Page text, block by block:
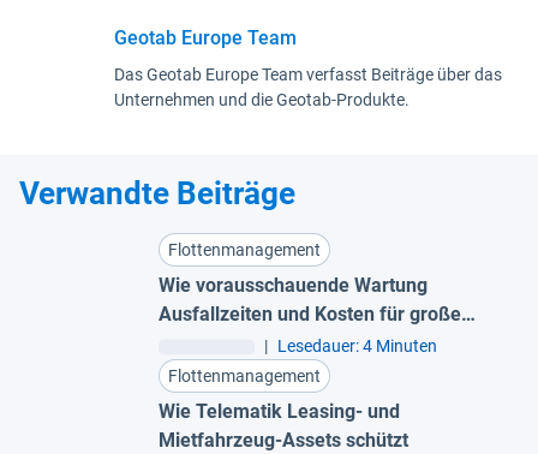
Geotab Europe Team
Das Geotab Europe Team verfasst Beiträge über das
Unternehmen und die Geotab-Produkte.
Verwandte Beiträge
Flottenmanagement
Wie vorausschauende Wartung
Ausfallzeiten und Kosten für große
Flotten reduziert
| Lesedauer: 4 Minuten
Flottenmanagement
Wie Telematik Leasing- und
Mietfahrzeug-Assets schützt